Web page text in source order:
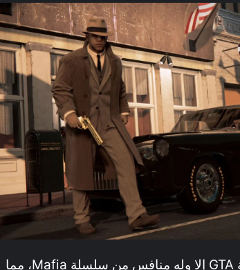
لا يوجد أي جزء من سلسلة GTA إلا وله منافس من سلسلة Mafia، مما